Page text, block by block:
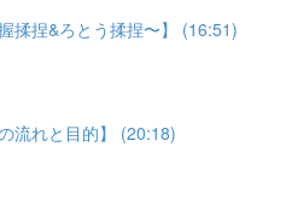
揉捏&ろとう揉捏〜】 (16:51)
流れと目的】 (20:18)